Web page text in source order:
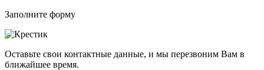
Заполните форму
Оставьте свои контактные данные, и мы перезвоним Вам в
ближайшее время.